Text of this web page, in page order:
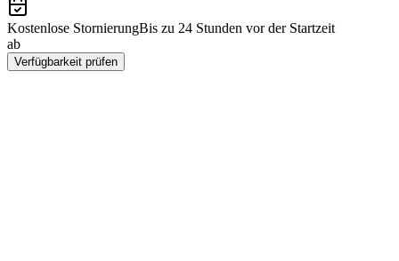
Kostenlose StornierungBis zu 24 Stunden vor der Startzeit
ab
Verfügbarkeit prüfen